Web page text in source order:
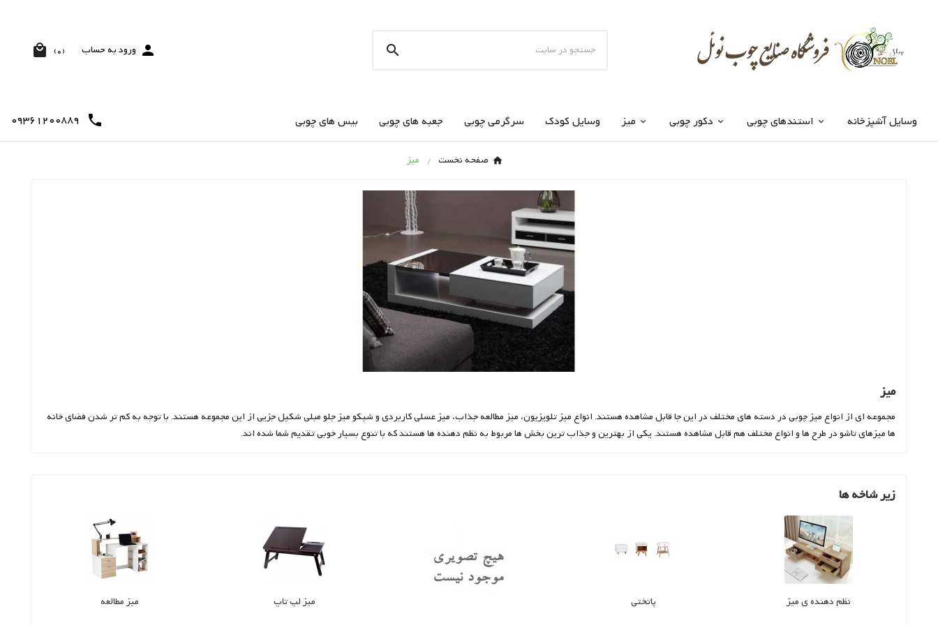

 ورود به حساب  (0)
وسایل آشپزخانه استندهای چوبی دکور چوبی میز وسایل کودک سرگرمی چوبی جعبه های چوبی بیس های چوبی 
09361200889
صفحه نخست میز
میز
مجموعه ای از انواع میز چوبی در دسته های مختلف در این جا قابل مشاهده هستند. انواع میز تلویزیون، میز مطالعه جذاب، میز عسلی کاربردی و شیکو میز جلو مبلی شکیل جزیی از این مجموعه هستند. با توجه به کم تر شدن فضای خانه
ها میزهای تاشو در طرح ها و انواع مختلف هم قابل مشاهده هستند. یکی از بهترین و جذاب ترین بخش ها مربوط به نظم دهنده ها هستند که با تنوع بسیار خوبی تقدیم شما شده اند.
زیر شاخه ها
نظم دهنده ی میز پاتختی میز لپ تاپ میز مطالعه